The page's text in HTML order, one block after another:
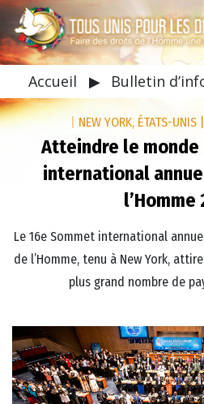
Accueil ▶ Bulletin
NEW YORK, ÉTATS-UNIS
Atteindre le
international
l’Homme
Le 16e Sommet international
de l’Homme, tenu à New York,
plus grand nombre de